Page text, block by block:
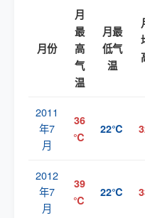
月份
月
最
高
气
温
月最
低气
温
2011
年7
月
36
℃
22℃
2012
年7
月
39
℃
22℃